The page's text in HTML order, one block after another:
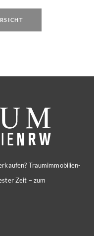
Traumimmobilien-
Zeit – zum